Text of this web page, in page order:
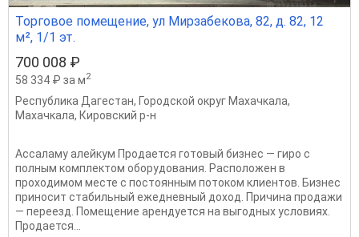
Торговое помещение, ул Мирзабекова, 82, д. 82, 12
м², 1/1 эт.
700 008 ₽
58 334 ₽ за м2
Республика Дагестан, Городской округ Махачкала,
Махачкала, Кировский р-н
Ассаламу алейкум Продается готовый бизнес — гиро с
полным комплектом оборудования. Расположен в
проходимом месте с постоянным потоком клиентов. Бизнес
приносит стабильный ежедневный доход. Причина продажи
— переезд. Помещение арендуется на выгодных условиях.
Продается...